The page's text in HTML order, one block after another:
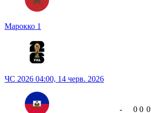
Марокко 1
ЧС 2026 04:00, 14 черв. 2026
- 0 0 0